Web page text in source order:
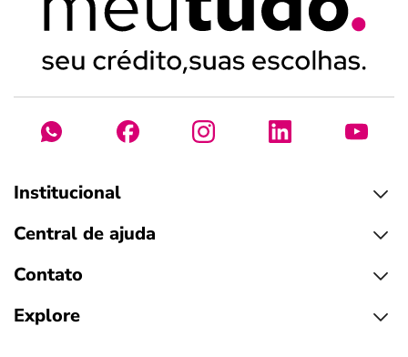
Institucional
Central de ajuda
Contato
Explore